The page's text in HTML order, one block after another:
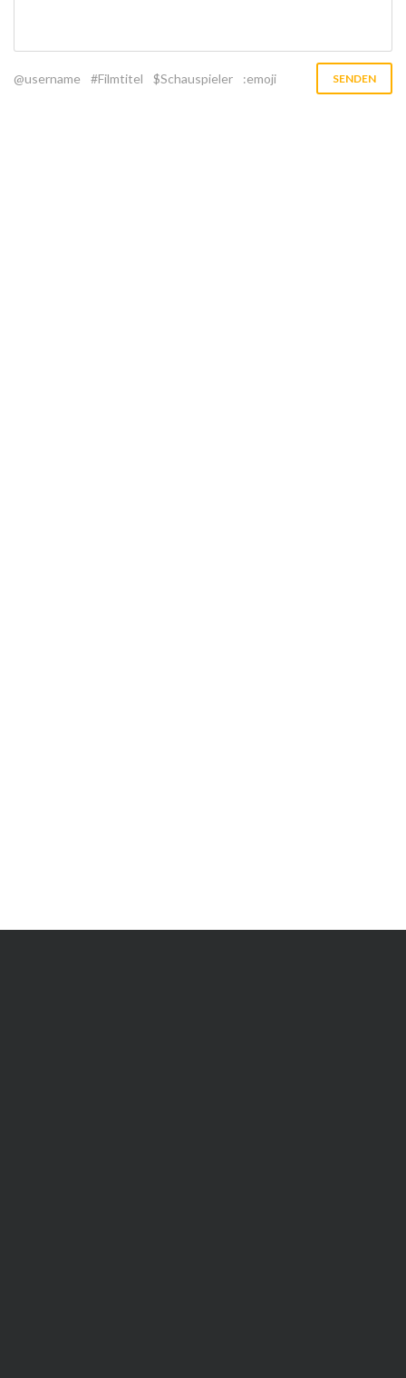
@username #Filmtitel $Schauspieler :emoji